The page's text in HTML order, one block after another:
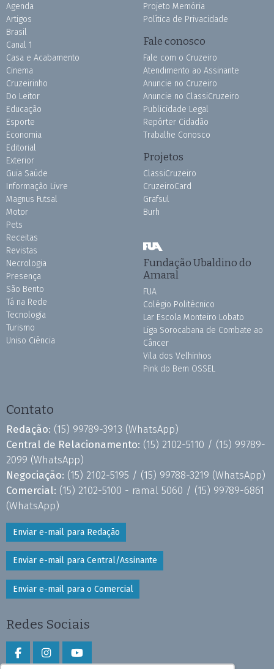
Agenda
Artigos
Brasil
Canal 1
Casa e Acabamento
Cinema
Cruzeirinho
Do Leitor
Educação
Esporte
Economia
Editorial
Exterior
Guia Saúde
Informação Livre
Magnus Futsal
Motor
Pets
Receitas
Revistas
Necrologia
Presença
São Bento
Tá na Rede
Tecnologia
Turismo
Uniso Ciência
Projeto Memória
Política de Privacidade
Fale conosco
Fale com o Cruzeiro
Atendimento ao Assinante
Anuncie no Cruzeiro
Anuncie no ClassiCruzeiro
Publicidade Legal
Repórter Cidadão
Trabalhe Conosco
Projetos
ClassiCruzeiro
CruzeiroCard
Grafsul
Burh
Fundação Ubaldino do
Amaral
FUA
Colégio Politécnico
Lar Escola Monteiro Lobato
Liga Sorocabana de Combate ao
Câncer
Vila dos Velhinhos
Pink do Bem OSSEL
Contato
Redação: (15) 99789-3913 (WhatsApp)
Central de Relacionamento: (15) 2102-5110 / (15) 99789-
2099 (WhatsApp)
Negociação: (15) 2102-5195 / (15) 99788-3219 (WhatsApp)
Comercial: (15) 2102-5100 - ramal 5060 / (15) 99789-6861
(WhatsApp)
Enviar e-mail para Redação
Enviar e-mail para Central/Assinante
Enviar e-mail para o Comercial
Redes Sociais